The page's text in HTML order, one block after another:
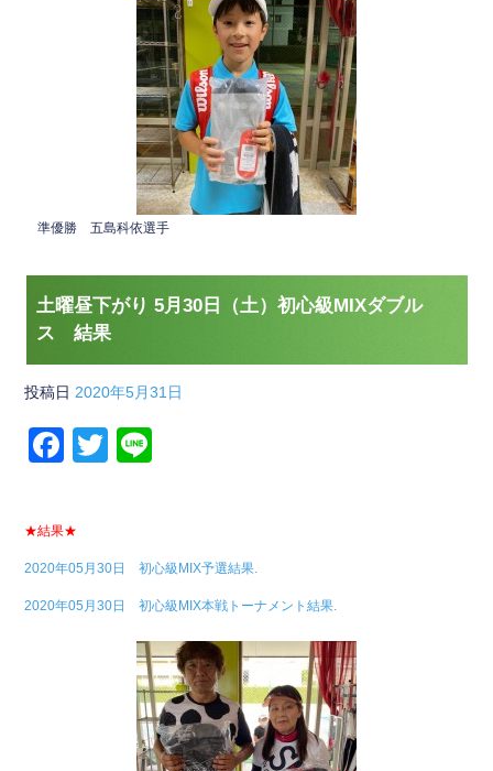
準優勝 五島科依選手
土曜昼下がり 5月30日（土）初心級MIXダブル
ス 結果
投稿日 2020年5月31日
F
c
b
o
T
★結果★
2020年05月30日 初心級MIX予選結果.
2020年05月30日 初心級MIX本戦トーナメント結果.